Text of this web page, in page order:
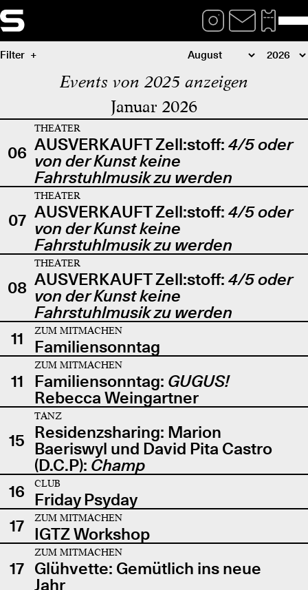
Filter
Events von 2025 anzeigen
Januar 2026
06
THEATER
AUSVERKAUFT Zell:stoff: 4/5 oder
von der Kunst keine
Fahrstuhlmusik zu werden
07
THEATER
AUSVERKAUFT Zell:stoff: 4/5 oder
von der Kunst keine
Fahrstuhlmusik zu werden
08
THEATER
AUSVERKAUFT Zell:stoff: 4/5 oder
von der Kunst keine
Fahrstuhlmusik zu werden
11
ZUM MITMACHEN
Familiensonntag
11
ZUM MITMACHEN
Familiensonntag: GUGUS!
Rebecca Weingartner
15
TANZ
Residenzsharing: Marion
Baeriswyl und David Pita Castro
(D.C.P): Champ
16
CLUB
Friday Psyday
17
ZUM MITMACHEN
IGTZ Workshop
17
ZUM MITMACHEN
Glühvette: Gemütlich ins neue
Jahr